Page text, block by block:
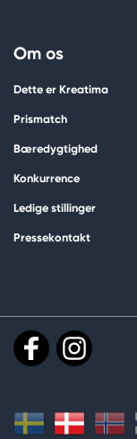
Om os
Dette er Kreatima
Prismatch
Bæredygtighed
Konkurrence
Ledige stillinger
Pressekontakt